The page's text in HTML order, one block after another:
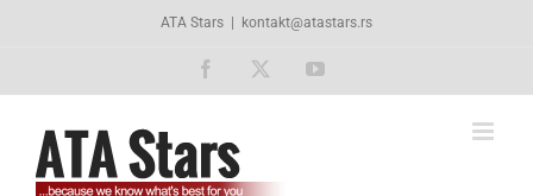
ATA Stars kontakt@atastars.rs
Facebook YouTube